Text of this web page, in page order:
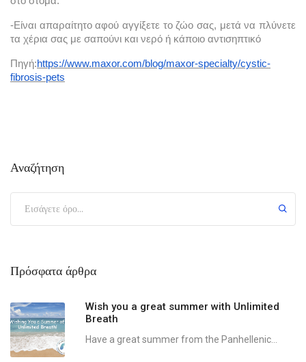
-Είναι απαραίτητο αφού αγγίξετε το ζώο σας, μετά να πλύνετε
τα χέρια σας με σαπούνι και νερό ή κάποιο αντισηπτικό
Πηγή:https://www.maxor.com/blog/maxor-specialty/cystic-
fibrosis-pets
Αναζήτηση
Πρόσφατα άρθρα
Wish you a great summer with Unlimited
Breath
Have a great summer from the Panhellenic...